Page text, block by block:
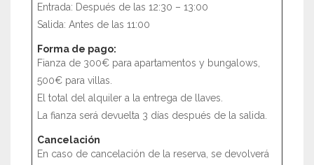
Entrada: Después de las 12:30 – 13:00
Salida: Antes de las 11:00
Forma de pago:
Fianza de 300€ para apartamentos y bungalows,
500€ para villas.
El total del alquiler a la entrega de llaves.
La fianza será devuelta 3 días después de la salida.
Cancelación
En caso de cancelación de la reserva, se devolverá